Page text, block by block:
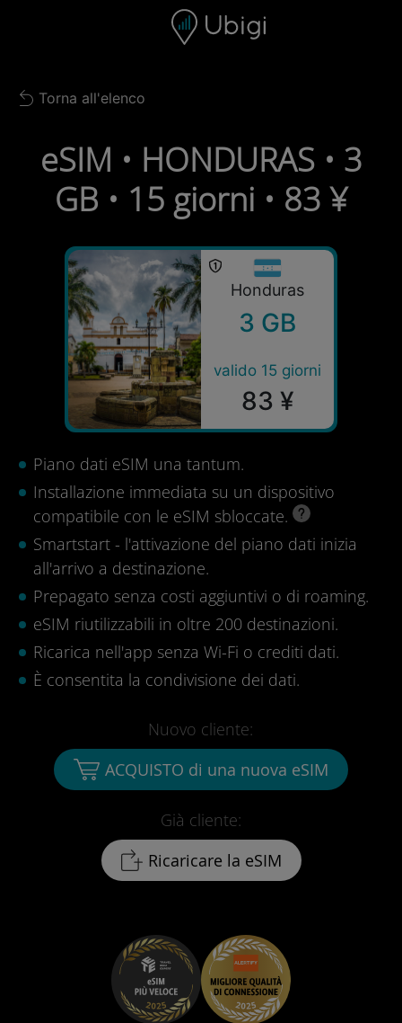
Barra di navigazione
Back to list
Torna all'elenco
eSIM • HONDURAS • 3
GB • 15 giorni • 83 ¥
Honduras
3 GB
valido 15 giorni
83 ¥
Piano dati eSIM una tantum.
Installazione immediata su un dispositivo
compatibile con le eSIM sbloccate.
Smartstart - l'attivazione del piano dati inizia
all'arrivo a destinazione.
Prepagato senza costi aggiuntivi o di roaming.
eSIM riutilizzabili in oltre 200 destinazioni.
Ricarica nell'app senza Wi-Fi o crediti dati.
È consentita la condivisione dei dati.
Già cliente:
Ricaricare la eSIM
Nuovo cliente:
ACQUISTO di una nuova eSIM